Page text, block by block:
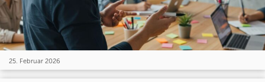
25. Februar 2026